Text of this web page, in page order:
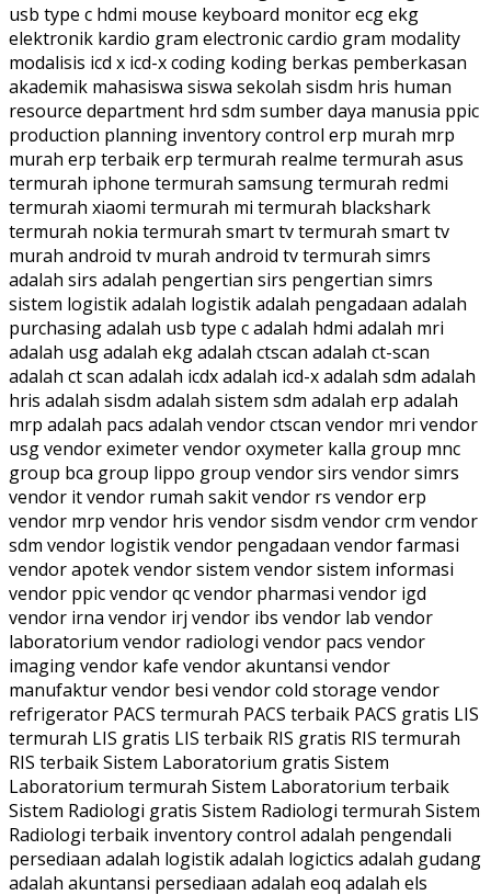
usb type c hdmi mouse keyboard monitor ecg ekg
elektronik kardio gram electronic cardio gram modality
modalisis icd x icd-x coding koding berkas pemberkasan
akademik mahasiswa siswa sekolah sisdm hris human
resource department hrd sdm sumber daya manusia ppic
production planning inventory control erp murah mrp
murah erp terbaik erp termurah realme termurah asus
termurah iphone termurah samsung termurah redmi
termurah xiaomi termurah mi termurah blackshark
termurah nokia termurah smart tv termurah smart tv
murah android tv murah android tv termurah simrs
adalah sirs adalah pengertian sirs pengertian simrs
sistem logistik adalah logistik adalah pengadaan adalah
purchasing adalah usb type c adalah hdmi adalah mri
adalah usg adalah ekg adalah ctscan adalah ct-scan
adalah ct scan adalah icdx adalah icd-x adalah sdm adalah
hris adalah sisdm adalah sistem sdm adalah erp adalah
mrp adalah pacs adalah vendor ctscan vendor mri vendor
usg vendor eximeter vendor oxymeter kalla group mnc
group bca group lippo group vendor sirs vendor simrs
vendor it vendor rumah sakit vendor rs vendor erp
vendor mrp vendor hris vendor sisdm vendor crm vendor
sdm vendor logistik vendor pengadaan vendor farmasi
vendor apotek vendor sistem vendor sistem informasi
vendor ppic vendor qc vendor pharmasi vendor igd
vendor irna vendor irj vendor ibs vendor lab vendor
laboratorium vendor radiologi vendor pacs vendor
imaging vendor kafe vendor akuntansi vendor
manufaktur vendor besi vendor cold storage vendor
refrigerator PACS termurah PACS terbaik PACS gratis LIS
termurah LIS gratis LIS terbaik RIS gratis RIS termurah
RIS terbaik Sistem Laboratorium gratis Sistem
Laboratorium termurah Sistem Laboratorium terbaik
Sistem Radiologi gratis Sistem Radiologi termurah Sistem
Radiologi terbaik inventory control adalah pengendali
persediaan adalah logistik adalah logictics adalah gudang
adalah akuntansi persediaan adalah eoq adalah els